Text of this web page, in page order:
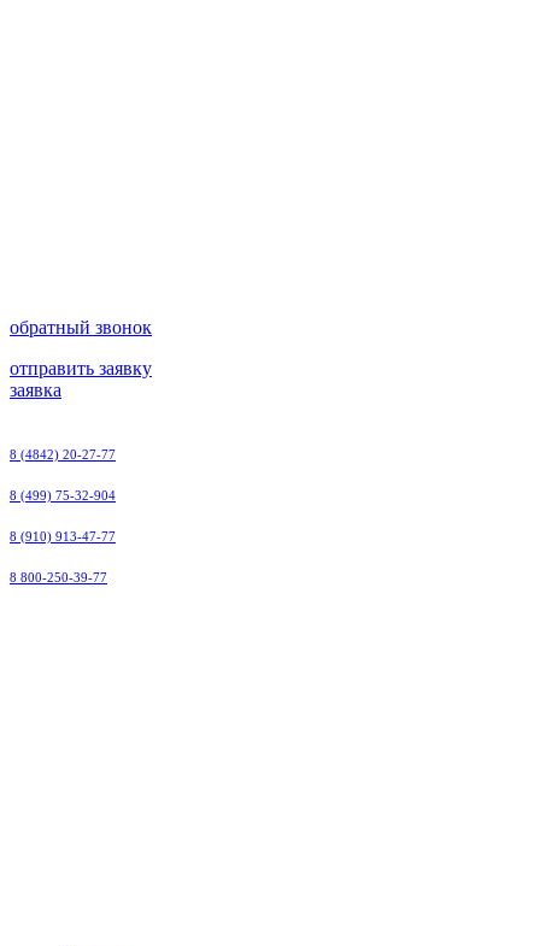
обратный звонок
отправить заявку
заявка
8 (4842) 20-27-77
8 (499) 75-32-904
8 (910) 913-47-77
8 800-250-39-77